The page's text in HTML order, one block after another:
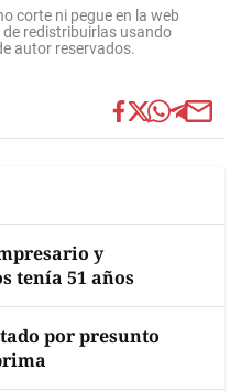
corte ni pegue en la web
redistribuirlas usando
autor reservados.
y
tenía 51 años
por presunto